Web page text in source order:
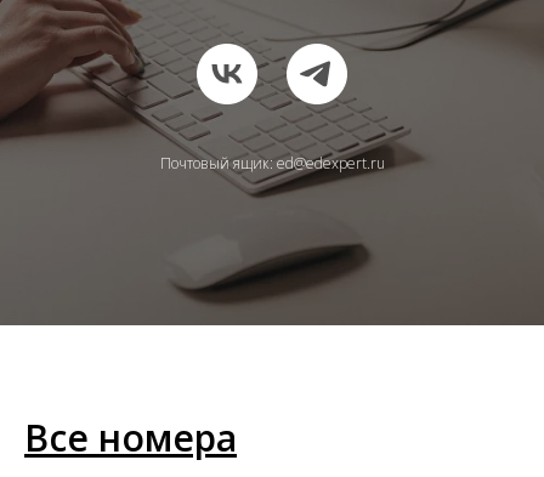
Почтовый ящик: ed@edexpert.ru
Все номера